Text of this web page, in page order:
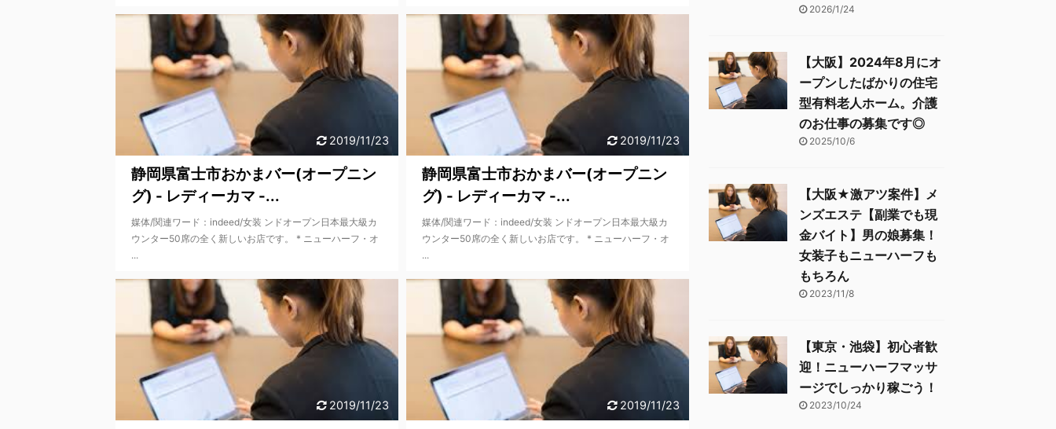
2019/11/23
静岡県富士市おかまバー(オープニン
グ) - レディーカマ -...
媒体/関連ワード：indeed/女装 ンドオープン日本最大級カ
ウンター50席の全く新しいお店です。 * ニューハーフ・オ
...
2019/11/23
静岡県富士市おかまバー(オープニン
グ) - レディーカマ -...
媒体/関連ワード：indeed/女装 ンドオープン日本最大級カ
ウンター50席の全く新しいお店です。 * ニューハーフ・オ
...
2019/11/23 2019/11/23
2026/1/24
【大阪】2024年8月にオ
ープンしたばかりの住宅
型有料老人ホーム。介護
のお仕事の募集です◎
2025/10/6
【大阪★激アツ案件】メ
ンズエステ【副業でも現
金バイト】男の娘募集！
女装子もニューハーフも
もちろん
2023/11/8
【東京・池袋】初心者歓
迎！ニューハーフマッサ
ージでしっかり稼ごう！
2023/10/24